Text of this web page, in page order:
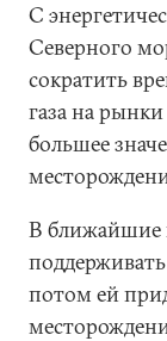
С
Северного
сократить
газа на
большее
В ближайшие
потом ей